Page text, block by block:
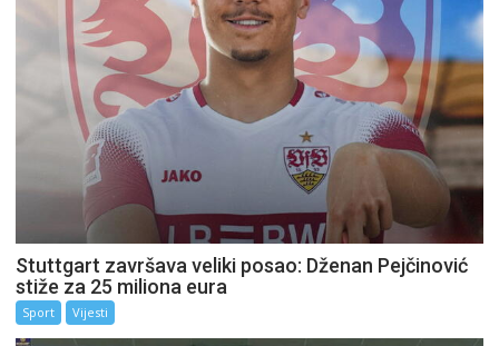
Stuttgart završava veliki posao: Dženan Pejčinović
stiže za 25 miliona eura
Sport Vijesti